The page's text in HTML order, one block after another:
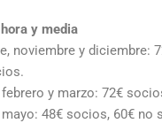
y media
noviembre y diciembre:
febrero y marzo: 72€
48€ socios, 60€ no